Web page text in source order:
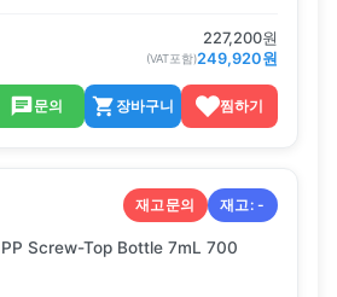
227,200원
(VAT포함)249,920원
문의 장바구니 찜하기
재고문의 재고:-
Screw-Top Bottle 7mL 700